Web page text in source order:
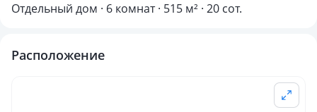
Отдельный дом · 6 комнат · 515 м² · 20 сот.
Расположение